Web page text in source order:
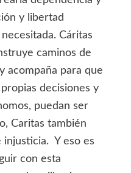
y libertad
Cáritas
caminos de
acompaña para que
decisiones y
puedan ser
Caritas también
injusticia. Y eso es
con esta